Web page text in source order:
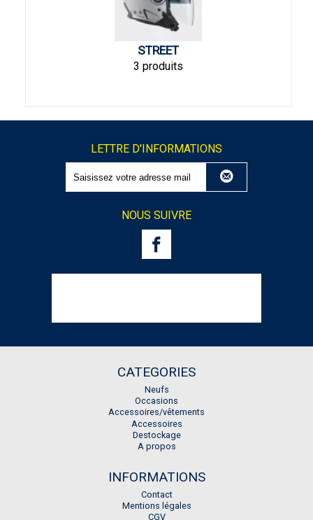
STREET
3 produits
LETTRE D'INFORMATIONS
NOUS SUIVRE
CATEGORIES
Neufs
Occasions
Accessoires/vêtements
Accessoires
Destockage
A propos
INFORMATIONS
Contact
Mentions légales
CGV